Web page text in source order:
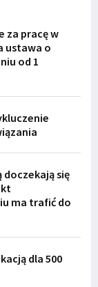
za pracę w
ustawa o
od 1
się
ma trafić do
dla 500